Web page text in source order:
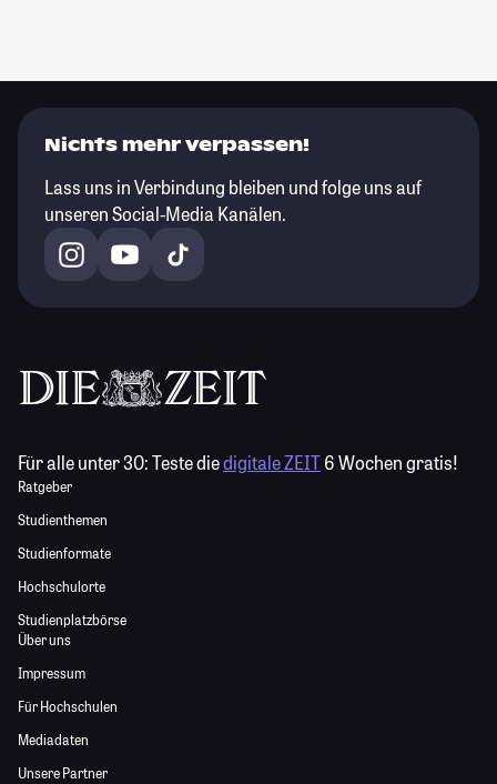
Nichts mehr verpassen!
Lass uns in Verbindung bleiben und folge uns auf
unseren Social-Media Kanälen.
Für alle unter 30:Teste diedigitale ZEIT6 Wochen gratis!
Ratgeber
Studienthemen
Studienformate
Hochschulorte
Studienplatzbörse
Über uns
Impressum
Für Hochschulen
Mediadaten
Unsere Partner